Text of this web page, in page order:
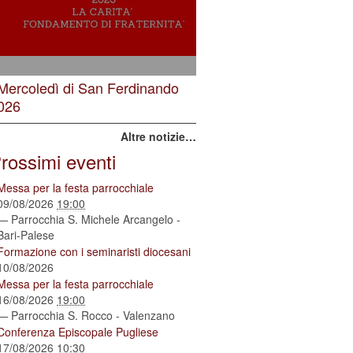
di San Ferdinando
Altre notizie…
eventi
per la festa parrocchiale
08/2026 19:00
Parrocchia S. Michele Arcangelo -
Palese
con i seminaristi diocesani
08/2026
per la festa parrocchiale
08/2026 19:00
Parrocchia S. Rocco - Valenzano
Episcopale Pugliese
08/2026 10:30